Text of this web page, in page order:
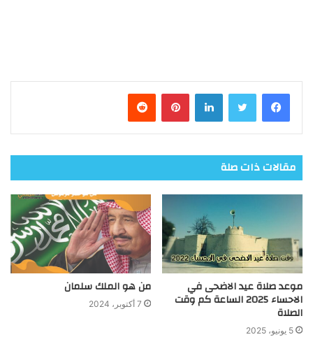
فيسبوك تويتر لينكدإن بينتيريست
مقالات ذات صلة
موعد صلاة عيد الاضحى في
الاحساء 2025 الساعة كم وقت
الصلاة
5 يونيو، 2025
من هو الملك سلمان
7 أكتوبر، 2024